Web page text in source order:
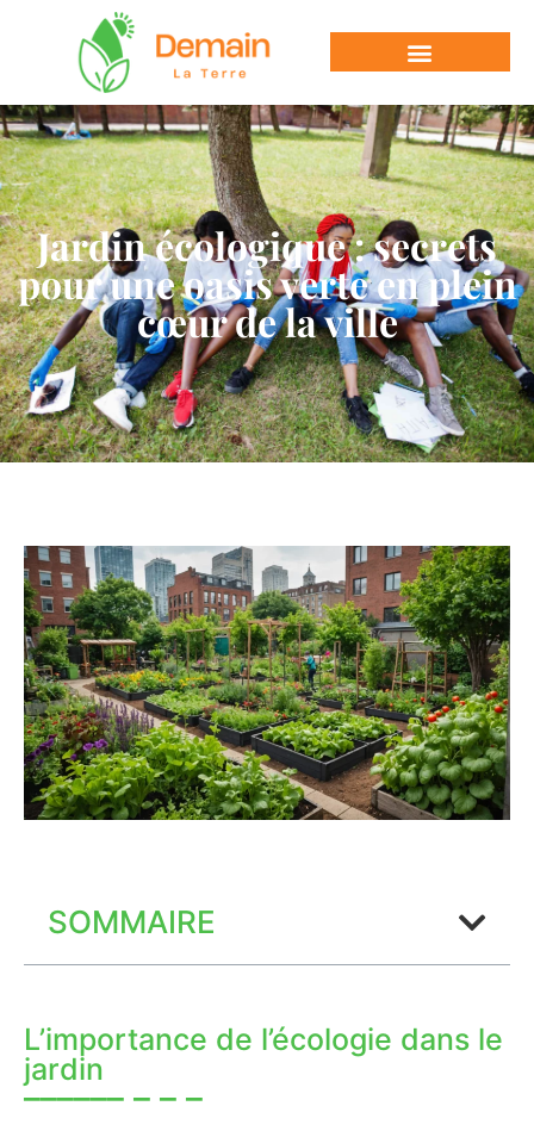
Jardin écologique : secrets
pour une oasis verte en plein
cœur de la ville
SOMMAIRE
L’importance de l’écologie dans le
jardin